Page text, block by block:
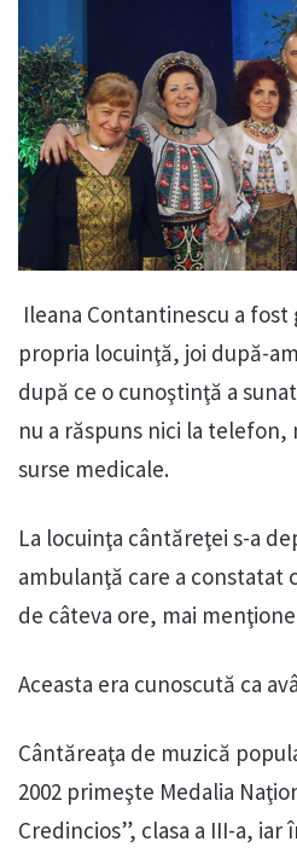
Ileana Contantinescu a
propria locuinţă, joi după-
după ce o cunoştinţă a
nu a răspuns nici la telefon,
surse medicale.
La locuinţa cântăreţei s-a
ambulanţă care a constatat
de câteva ore, mai
Aceasta era cunoscută ca
Cântăreaţa de muzică
2002 primeşte Medalia
Credincios”, clasa a III-a, iar